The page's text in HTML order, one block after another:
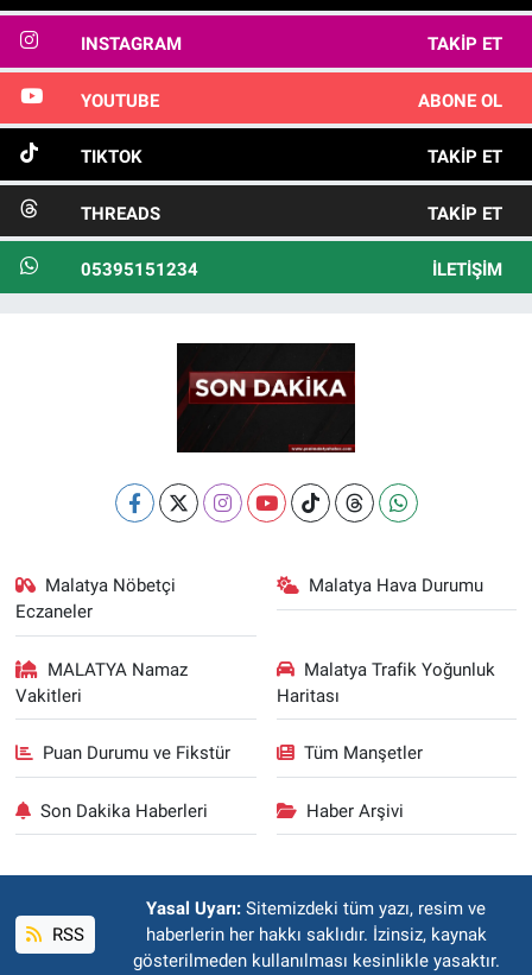
INSTAGRAM TAKIP ET
YOUTUBE ABONE OL
TIKTOK TAKIP ET
THREADS TAKIP ET
05395151234 İLETIŞIM
Malatya Nöbetçi
Eczaneler
Malatya Hava Durumu
MALATYA Namaz
Vakitleri
Malatya Trafik Yoğunluk
Haritası
Puan Durumu ve Fikstür Tüm Manşetler
Son Dakika Haberleri Haber Arşivi
RSS
Yasal Uyarı: Sitemizdeki tüm yazı, resim ve
haberlerin her hakkı saklıdır. İzinsiz, kaynak
gösterilmeden kullanılması kesinlikle yasaktır.